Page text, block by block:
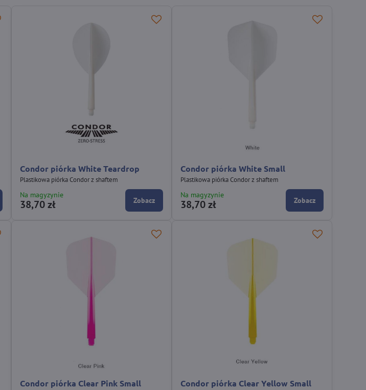
Condor piórka White Teardrop
Plastikowa piórka Condor z shaftem
Na magyzynie
38,70 zł Zobacz
Condor piórka White Small
Plastikowa piórka Condor z shaftem
Na magyzynie
38,70 zł Zobacz
Condor piórka Clear Pink Small Condor piórka Clear Yellow Small